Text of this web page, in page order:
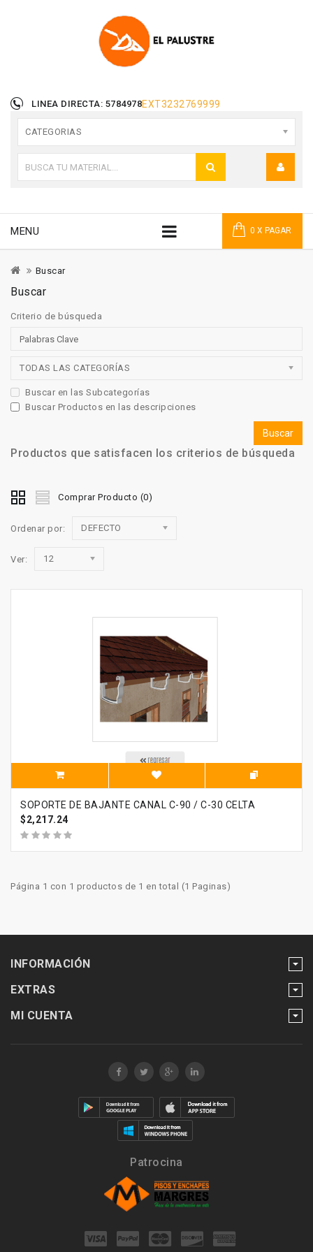
LINEA DIRECTA: 5784978EXT3232769999
CATEGORIAS
0 X PAGAR
MENU
Buscar
Buscar
Criterio de búsqueda
TODAS LAS CATEGORÍAS
Buscar en las Subcategorías
Buscar Productos en las descripciones
Productos que satisfacen los criterios de búsqueda
Comprar Producto (0)
Ordenar por: DEFECTO
Ver: 12
SOPORTE DE BAJANTE CANAL C-90 / C-30 CELTA
$2,217.24
Página 1 con 1 productos de 1 en total (1 Paginas)
INFORMACIÓN
EXTRAS
MI CUENTA
Patrocina